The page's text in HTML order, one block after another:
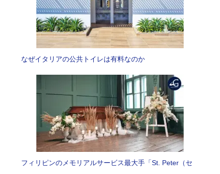
なぜイタリアの公共トイレは有料なのか
フィリピンのメモリアルサービス最大手「St. Peter（セ